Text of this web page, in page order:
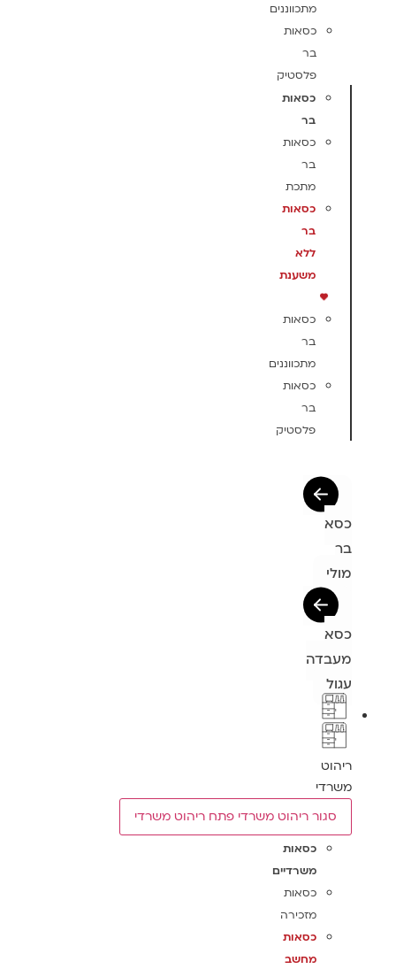
מתכווננים
כסאות
בר
פלסטיק
כסאות
בר
כסאות
בר
מתכת
כסאות
בר
ללא
משענת
כסאות
בר
מתכווננים
כסאות
בר
פלסטיק
כסא
בר
מולי
כסא
מעבדה
עגול
ריהוט
משרדי
סגור ריהוט משרדי פתח ריהוט משרדי
כסאות
משרדיים
כסאות
מזכירה
כסאות
מחשב